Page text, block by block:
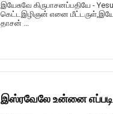
இயேசுவே கிருபாசனப்பதியே -
கெட்டஇழிஞன் எனை
தாசன் ...
இஸ்ரவேலே உன்னை எப்படி